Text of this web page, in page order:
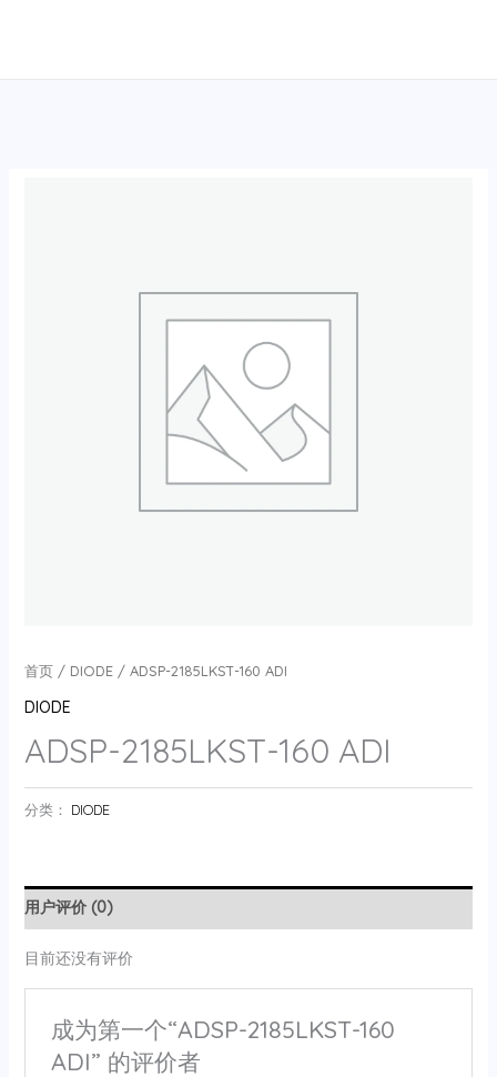
首页/ DIODE/ ADSP-2185LKST-160 ADI
DIODE
ADSP-2185LKST-160 ADI
分类： DIODE
用户评价 (0)
目前还没有评价
成为第一个“ADSP-2185LKST-160
ADI” 的评价者